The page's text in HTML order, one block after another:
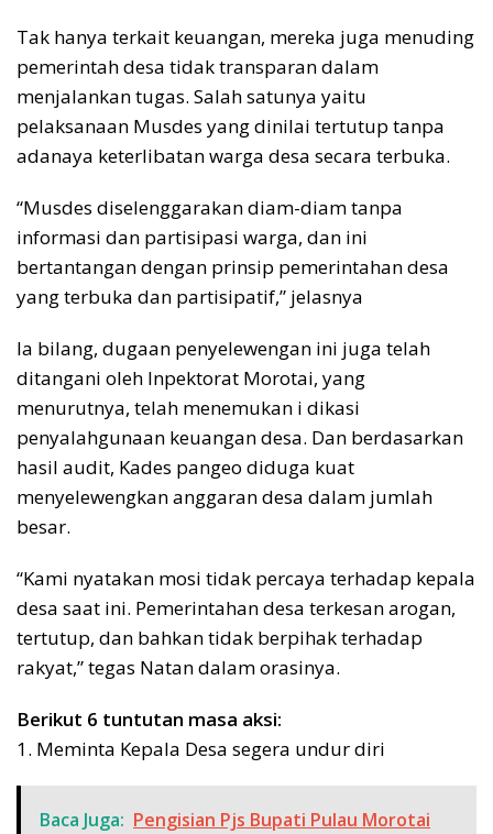
Tak hanya terkait keuangan, mereka juga menuding
pemerintah desa tidak transparan dalam
menjalankan tugas. Salah satunya yaitu
pelaksanaan Musdes yang dinilai tertutup tanpa
adanaya keterlibatan warga desa secara terbuka.
“Musdes diselenggarakan diam-diam tanpa
informasi dan partisipasi warga, dan ini
bertantangan dengan prinsip pemerintahan desa
yang terbuka dan partisipatif,” jelasnya
Ia bilang, dugaan penyelewengan ini juga telah
ditangani oleh Inpektorat Morotai, yang
menurutnya, telah menemukan i dikasi
penyalahgunaan keuangan desa. Dan berdasarkan
hasil audit, Kades pangeo diduga kuat
menyelewengkan anggaran desa dalam jumlah
besar.
“Kami nyatakan mosi tidak percaya terhadap kepala
desa saat ini. Pemerintahan desa terkesan arogan,
tertutup, dan bahkan tidak berpihak terhadap
rakyat,” tegas Natan dalam orasinya.
Berikut 6 tuntutan masa aksi:
1. Meminta Kepala Desa segera undur diri
Baca Juga: Pengisian Pjs Bupati Pulau Morotai